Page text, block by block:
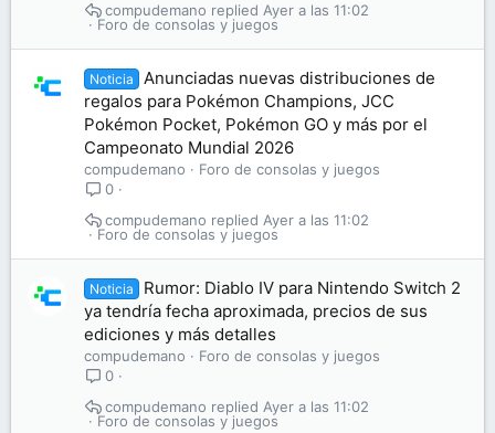
Foro de consolas y juegos
Ayer a las 11:02
compudemano
Noticia
Anunciadas nuevas distribuciones de
regalos para Pokémon Champions, JCC
Pokémon Pocket, Pokémon GO y más por el
Campeonato Mundial 2026
compudemano
Foro de consolas y juegos
0
Foro de consolas y juegos
Ayer a las 11:02
compudemano
Noticia
Rumor: Diablo IV para Nintendo Switch 2
ya tendría fecha aproximada, precios de sus
ediciones y más detalles
compudemano
Foro de consolas y juegos
0
Foro de consolas y juegos
Ayer a las 11:02
compudemano